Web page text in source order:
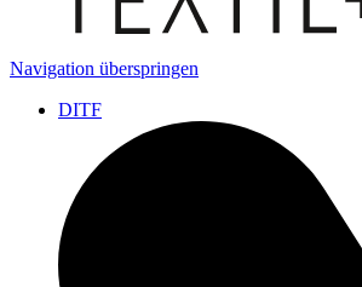
Navigation überspringen
DITF